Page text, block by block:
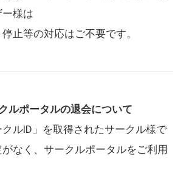
様は
止等の対応はご不要です。
ルポータルの退会について
クルID」を取得されたサークル様で
なく、サークルポータルをご利用